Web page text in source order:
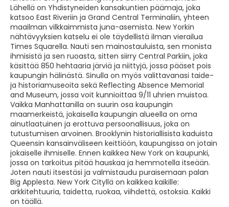
Lähellä on Yhdistyneiden kansakuntien päämaja, joka
katsoo East Riveriin ja Grand Central Terminaliin, yhteen
maailman vilkkaimmista juna-asemista. New Yorkin
nähtävyyksien katselu ei ole täydellistä ilman vierailua
Times Squarella. Nauti sen mainostauluista, sen monista
ihmisistä ja sen ruoasta, sitten siirry Central Parkiin, joka
käsittää 850 hehtaaria järviä ja niittyjä, jossa pääset pois
kaupungin hälinästä. Sinulla on myös valittavanasi taide-
ja historiamuseoita sekä Reflecting Absence Memorial
and Museum, jossa voit kunnioittaa 9/11 uhrien muistoa.
Vaikka Manhattanilla on suurin osa kaupungin
maamerkeistä, jokaisella kaupungin alueella on oma
ainutlaatuinen ja erottuva persoonallisuus, joka on
tutustumisen arvoinen. Brooklynin historiallisista kaduista
Queensin kansainväliseen keittiöön, kaupungissa on jotain
jokaiselle ihmiselle. Ennen kaikkea New York on kaupunki,
jossa on tarkoitus pitää hauskaa ja hemmotella itseään.
Joten nauti itsestäsi ja valmistaudu puraisemaan palan
Big Applesta. New York Cityllä on kaikkea kaikille:
arkkitehtuuria, taidetta, ruokaa, viihdettä, ostoksia. Kaikki
on täällä.